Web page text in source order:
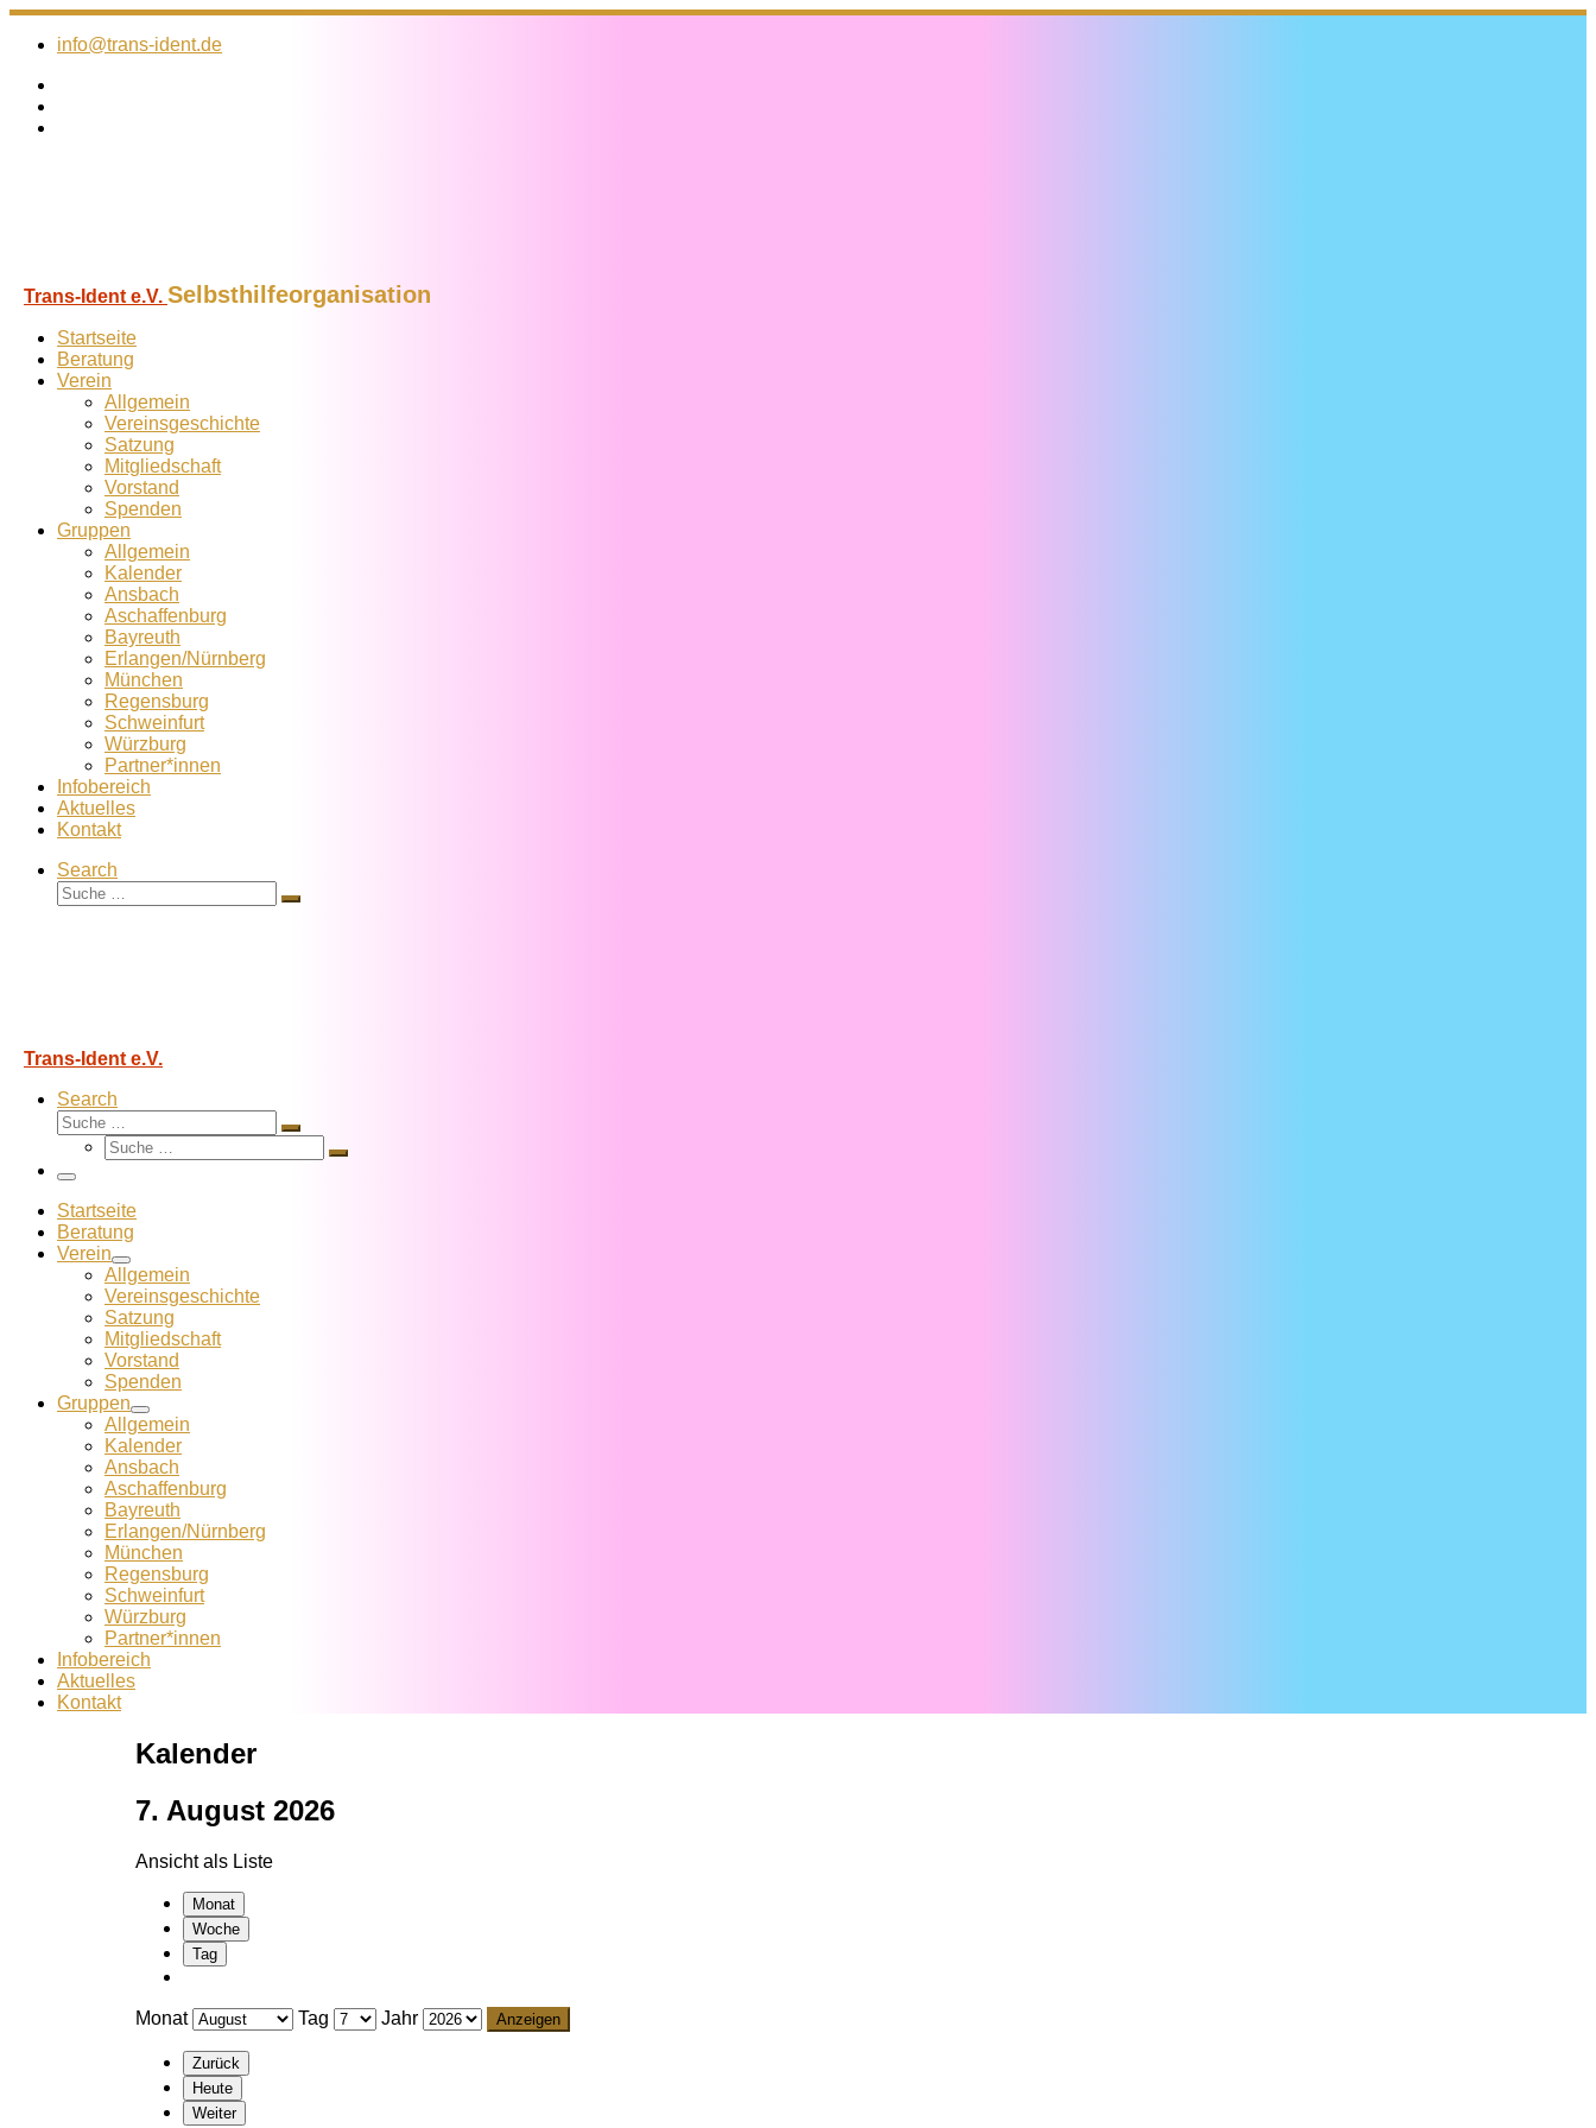
Zum
Inhalt
info@trans-ident.de
Trans-Ident e.V. Selbsthilfeorganisation
Startseite
Beratung
Verein
Allgemein
Vereins­geschichte
Satzung
Mitglied­schaft
Vorstand
Spenden
Gruppen
Allgemein
Kalender
Ansbach
Aschaffenburg
Bayreuth
Erlangen/Nürnberg
München
Regensburg
Schweinfurt
Würzburg
Partner*innen
Infobereich
Aktuelles
Kontakt
Search
Suche
Suche
Trans-Ident e.V.
Search
Suche
Suche
Suche
Suche
Menü
Startseite
Beratung
Verein
Allgemein
Vereins­geschichte
Satzung
Mitglied­schaft
Vorstand
Spenden
Gruppen
Allgemein
Kalender
Ansbach
Aschaffenburg
Bayreuth
Erlangen/Nürnberg
München
Regensburg
Schweinfurt
Würzburg
Partner*innen
Infobereich
Aktuelles
Kontakt
Kalender
7. August 2026
Ansicht als Liste
Monat
Woche
Tag
Monat Tag Jahr
Zurück
Heute
Weiter